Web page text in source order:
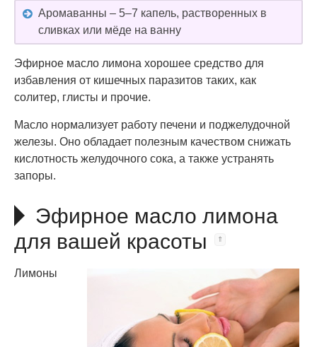
Аромаванны – 5–7 капель, растворенных в
сливках или мёде на ванну
Эфирное масло лимона хорошее средство для
избавления от кишечных паразитов таких, как
солитер, глисты и прочие.
Масло нормализует работу печени и поджелудочной
железы. Оно обладает полезным качеством снижать
кислотность желудочного сока, а также устранять
запоры.
Эфирное масло лимона
для вашей красоты
Лимоны